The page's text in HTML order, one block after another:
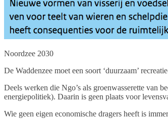
Noordzee 2030
De Waddenzee moet een soort ‘duurzaam’
Deels werken die Ngo’s als groenwasserette van
energiepolitiek). Daarin is geen plaats voor
Wie geen eigen economische dragers heeft is